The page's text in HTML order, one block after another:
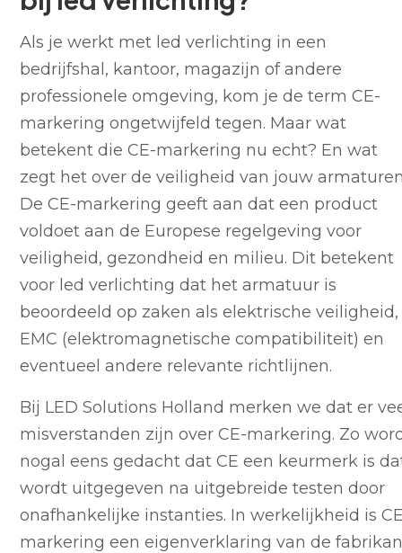
Als je werkt met led verlichting in een
bedrijfshal, kantoor, magazijn of andere
professionele omgeving, kom je de term CE-
markering ongetwijfeld tegen. Maar wat
betekent die CE-markering nu echt? En wat
zegt het over de veiligheid van jouw
De CE-markering geeft aan dat een product
voldoet aan de Europese regelgeving voor
veiligheid, gezondheid en milieu. Dit betekent
voor led verlichting dat het armatuur is
beoordeeld op zaken als elektrische veiligheid,
EMC (elektromagnetische compatibiliteit) en
eventueel andere relevante richtlijnen.
Bij LED Solutions Holland merken we dat er
misverstanden zijn over CE-markering. Zo
nogal eens gedacht dat CE een keurmerk is
wordt uitgegeven na uitgebreide testen door
onafhankelijke instanties. In werkelijkheid is
markering een eigenverklaring van de